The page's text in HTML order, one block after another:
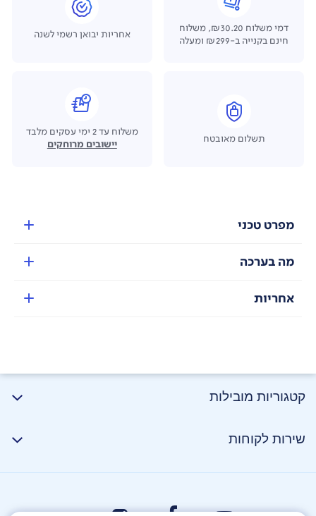
דמי משלוח ₪30.20, משלוח
חינם בקנייה ב-₪299 ומעלה
אחריות יבואן רשמי לשנה
תשלום מאובטח
משלוח עד 2 ימי עסקים מלבד
יישובים מרוחקים
מפרט טכני
מה בערכה
אחריות
קטגוריות מובילות
שירות לקוחות